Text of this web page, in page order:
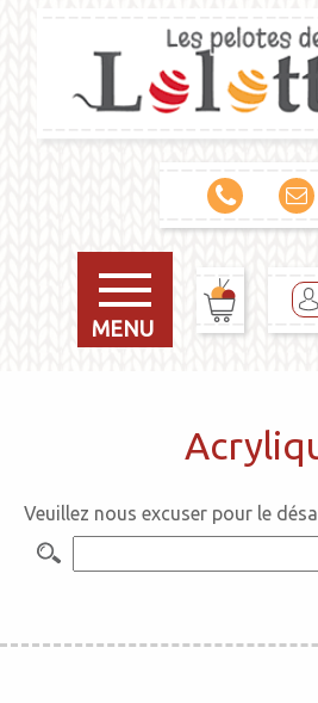
MENU
Veuillez nous excuser pour le